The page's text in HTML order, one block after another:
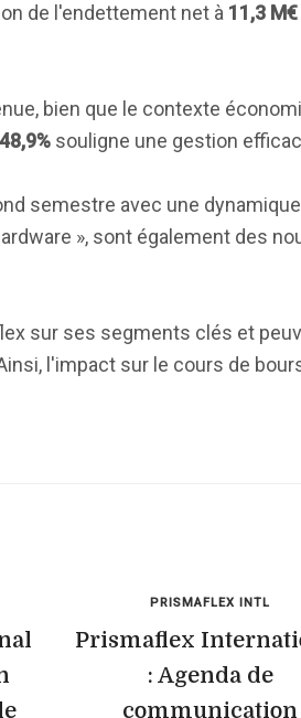
de l'endettement net à 11,3 M€
bien que le contexte
48,9% souligne une gestion
semestre avec une
», sont également des
sur ses segments clés et
l'impact sur le cours de
PRISMAFLEX INTL
Prismaflex
: Agenda de
communication